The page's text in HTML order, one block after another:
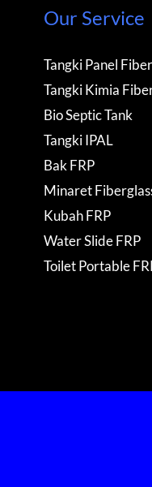
Our Service
Tangki Panel
Tangki Kimia
Bio Septic Tank
Tangki IPAL
Bak FRP
Minaret
Kubah FRP
Water Slide FRP
Toilet Portable